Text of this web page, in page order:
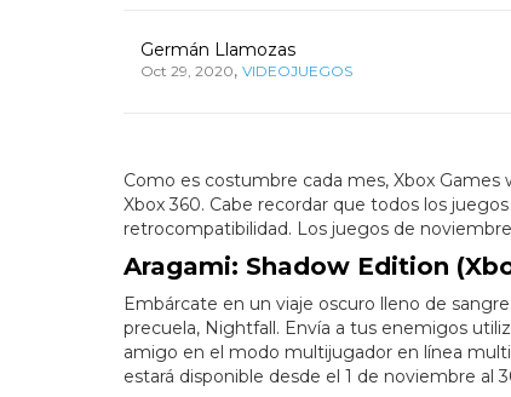
Germán Llamozas
Oct 29, 2020, VIDEOJUEGOS
Como es costumbre cada mes, Xbox
Xbox 360. Cabe recordar que todos los
retrocompatibilidad. Los juegos de
Aragami: Shadow Edition
Embárcate en un viaje oscuro lleno de
precuela, Nightfall. Envía a tus enemigos
amigo en el modo multijugador en línea
estará disponible desde el 1 de noviembre al